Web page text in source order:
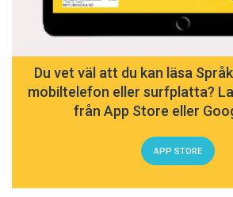
Du vet väl att du kan läsa
mobiltelefon eller surfplatta?
från App Store eller
APP STORE